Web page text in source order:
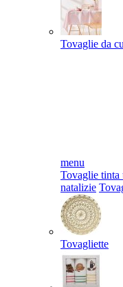
Tovaglie da
menu
Tovaglie tinta
natalizie
Tovagliette